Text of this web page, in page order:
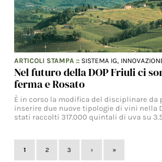
ARTICOLI STAMPA :: SISTEMA IG,
Nel futuro della DOP Friuli ci
ferma e Rosato
È in corso la modifica del disciplinare da
inserire due nuove tipologie di vini nella
stati raccolti 317.000 quintali di uva su
1 2 3 › »